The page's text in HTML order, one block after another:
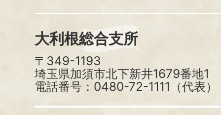
大利根総合支所
〒349-1193
埼玉県加須市北下新井1679番地1
電話番号：0480-72-1111（代表）